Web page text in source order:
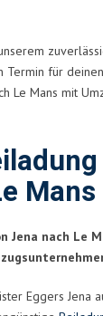
Termin für
Le Mans mit
Mans
Jena nach Le
Eggers Jena